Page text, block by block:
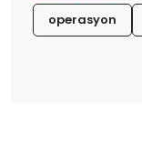
operasyon